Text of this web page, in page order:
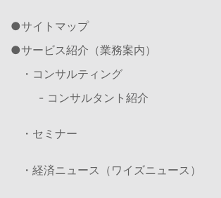
サイトマップ
サービス紹介（業務案内）
・コンサルティング
- コンサルタント紹介
・セミナー
・経済ニュース（ワイズニュース）